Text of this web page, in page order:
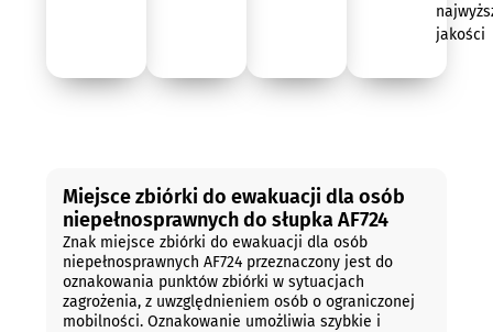
jakości
Miejsce zbiórki do ewakuacji dla osób
niepełnosprawnych do słupka AF724
Znak miejsce zbiórki do ewakuacji dla osób
niepełnosprawnych AF724 przeznaczony jest do
oznakowania punktów zbiórki w sytuacjach
zagrożenia, z uwzględnieniem osób o ograniczonej
mobilności. Oznakowanie umożliwia szybkie i